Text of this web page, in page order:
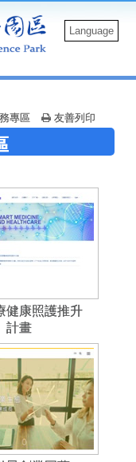
Language
專區 友善列印
健康照護推升
計畫